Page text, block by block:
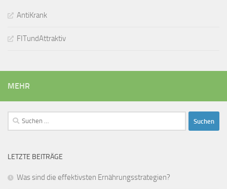
AntiKrank
FITundAttraktiv
MEHR
Suchen
nach:
LETZTE BEITRÄGE
Was sind die effektivsten Ernährungsstrategien?